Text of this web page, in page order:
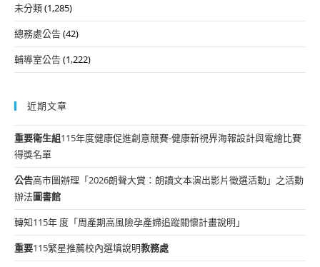
未分類(1,285)
總務處公告(42)
輔導室公告(1,222)
近期文章
重要衛生組115年度健康促進創意競賽-健康新視界海報設計與電繪比賽
得獎名單
公告高市圖辦理「2026朗聲大賞：朗讀文本演出影片徵選活動」之活動
辦法圖書館
轉知115年 度「周產期高風險孕產婦追蹤關懷計畫說明」
重要115繁星推薦校內選填說明教務處